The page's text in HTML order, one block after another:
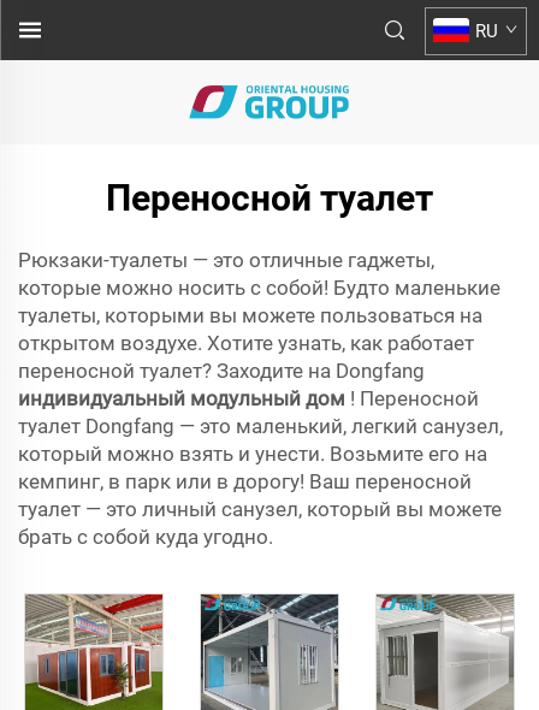
RU
Переносной туалет
Рюкзаки-туалеты — это отличные гаджеты,
которые можно носить с собой! Будто маленькие
туалеты, которыми вы можете пользоваться на
открытом воздухе. Хотите узнать, как работает
переносной туалет? Заходите на Dongfang
индивидуальный модульный дом ! Переносной
туалет Dongfang — это маленький, легкий санузел,
который можно взять и унести. Возьмите его на
кемпинг, в парк или в дорогу! Ваш переносной
туалет — это личный санузел, который вы можете
брать с собой куда угодно.